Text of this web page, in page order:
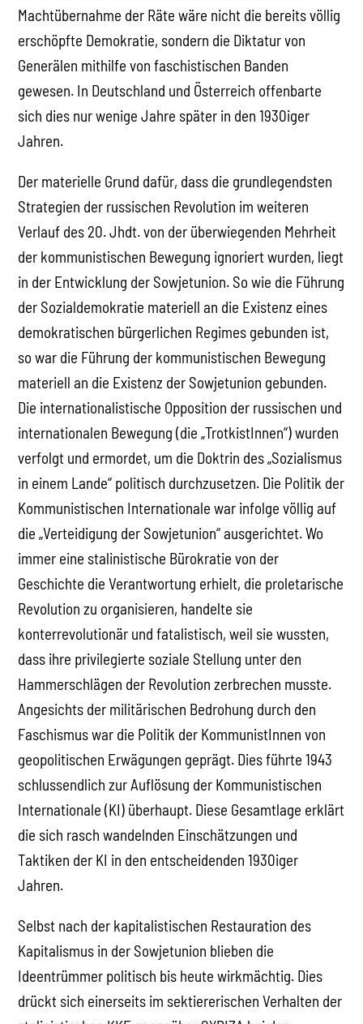
Machtübernahme der Räte wäre nicht die bereits völlig
erschöpfte Demokratie, sondern die Diktatur von
Generälen mithilfe von faschistischen Banden
gewesen. In Deutschland und Österreich offenbarte
sich dies nur wenige Jahre später in den 1930iger
Jahren.
Der materielle Grund dafür, dass die grundlegendsten
Strategien der russischen Revolution im weiteren
Verlauf des 20. Jhdt. von der überwiegenden Mehrheit
der kommunistischen Bewegung ignoriert wurden, liegt
in der Entwicklung der Sowjetunion. So wie die Führung
der Sozialdemokratie materiell an die Existenz eines
demokratischen bürgerlichen Regimes gebunden ist,
so war die Führung der kommunistischen Bewegung
materiell an die Existenz der Sowjetunion gebunden.
Die internationalistische Opposition der russischen und
internationalen Bewegung (die „TrotkistInnen“) wurden
verfolgt und ermordet, um die Doktrin des „Sozialismus
in einem Lande“ politisch durchzusetzen. Die Politik der
Kommunistischen Internationale war infolge völlig auf
die „Verteidigung der Sowjetunion“ ausgerichtet. Wo
immer eine stalinistische Bürokratie von der
Geschichte die Verantwortung erhielt, die proletarische
Revolution zu organisieren, handelte sie
konterrevolutionär und fatalistisch, weil sie wussten,
dass ihre privilegierte soziale Stellung unter den
Hammerschlägen der Revolution zerbrechen musste.
Angesichts der militärischen Bedrohung durch den
Faschismus war die Politik der KommunistInnen von
geopolitischen Erwägungen geprägt. Dies führte 1943
schlussendlich zur Auflösung der Kommunistischen
Internationale (KI) überhaupt. Diese Gesamtlage erklärt
die sich rasch wandelnden Einschätzungen und
Taktiken der KI in den entscheidenden 1930iger
Jahren.
Selbst nach der kapitalistischen Restauration des
Kapitalismus in der Sowjetunion blieben die
Ideentrümmer politisch bis heute wirkmächtig. Dies
drückt sich einerseits im sektiererischen Verhalten der